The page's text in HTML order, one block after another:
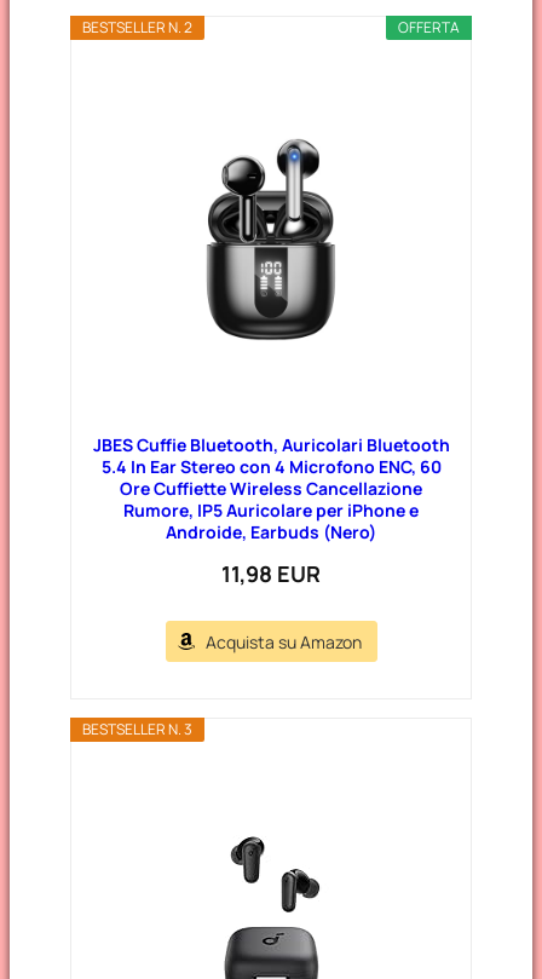
OFFERTA
BESTSELLER N. 2
JBES Cuffie Bluetooth, Auricolari Bluetooth
5.4 In Ear Stereo con 4 Microfono ENC, 60
Ore Cuffiette Wireless Cancellazione
Rumore, IP5 Auricolare per iPhone e
Androide, Earbuds (Nero)
11,98 EUR
Acquista su Amazon
BESTSELLER N. 3